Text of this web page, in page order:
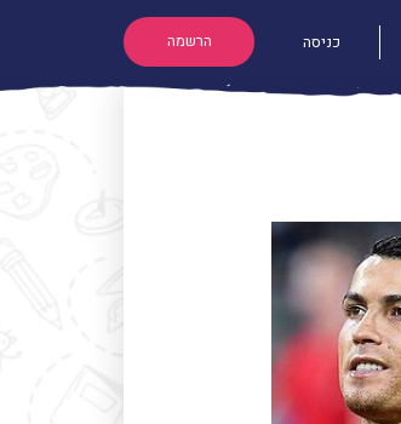
כניסה הרשמה